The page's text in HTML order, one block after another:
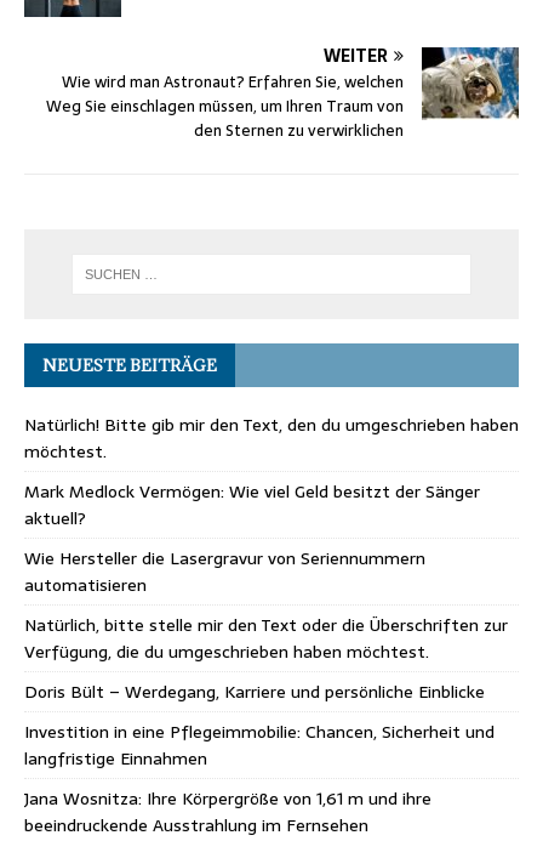
WEITER
Wie wird man Astronaut? Erfahren Sie, welchen
Weg Sie einschlagen müssen, um Ihren Traum von
den Sternen zu verwirklichen
NEUESTE BEITRÄGE
Natürlich! Bitte gib mir den Text, den du umgeschrieben haben
möchtest.
Mark Medlock Vermögen: Wie viel Geld besitzt der Sänger
aktuell?
Wie Hersteller die Lasergravur von Seriennummern
automatisieren
Natürlich, bitte stelle mir den Text oder die Überschriften zur
Verfügung, die du umgeschrieben haben möchtest.
Doris Bült – Werdegang, Karriere und persönliche Einblicke
Investition in eine Pflegeimmobilie: Chancen, Sicherheit und
langfristige Einnahmen
Jana Wosnitza: Ihre Körpergröße von 1,61 m und ihre
beeindruckende Ausstrahlung im Fernsehen